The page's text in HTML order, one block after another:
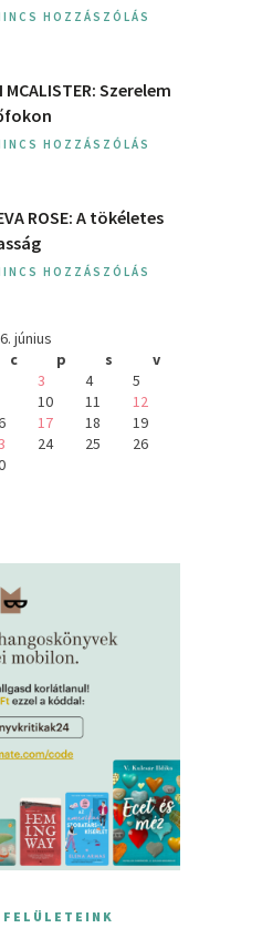
HOZZÁSZÓLÁS
MCALISTER: Szerelem
HOZZÁSZÓLÁS
ROSE: A ​tökéletes
HOZZÁSZÓLÁS
június
c p s
v
3 4
5
10 11
12
17 18
19
24 25
26